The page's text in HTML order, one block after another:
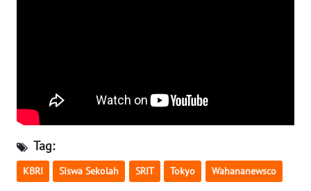
Tag:
KBRI Siswa Sekolah SRIT Tokyo Wahananewsco
JAMBI
WN
SULTRA